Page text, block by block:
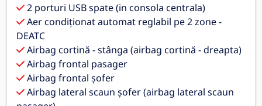
2 porturi USB spate (in consola centrala)
Aer condiționat automat reglabil pe 2 zone -
DEATC
Airbag cortină - stânga (airbag cortină - dreapta)
Airbag frontal pasager
Airbag frontal șofer
Airbag lateral scaun șofer (airbag lateral scaun